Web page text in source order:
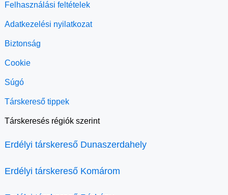
Felhasználási feltételek
Adatkezelési nyilatkozat
Biztonság
Cookie
Súgó
Társkereső tippek
Társkeresés régiók szerint
Erdélyi társkereső Dunaszerdahely
Erdélyi társkereső Komárom